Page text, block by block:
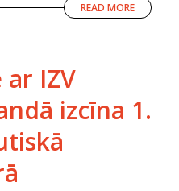
READ MORE
ar IZV
izcīna 1.